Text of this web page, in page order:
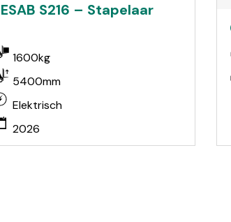
S216 – Stapelaar
1600kg
5400mm
Elektrisch
2026